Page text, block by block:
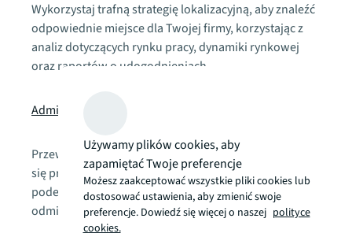
Wykorzystaj trafną strategię lokalizacyjną, aby znaleźć
odpowiednie miejsce dla Twojej firmy, korzystając z
analiz dotyczących rynku pracy, dynamiki rynkowej
oraz raportów o udogodnieniach.
Administrowanie najmem
Przewiduj wyzwania związane z najmem, zanim staną
się problemem. Strategiczne, oparte na danych
podejście do zarządzania najmem komercyjnym może
odmienić Twoje portfolio.
Używamy plików cookies, aby
zapamiętać Twoje preferencje
Możesz zaakceptować wszystkie pliki cookies lub
dostosować ustawienia, aby zmienić swoje
preferencje. Dowiedź się więcej o naszej polityce
cookies.